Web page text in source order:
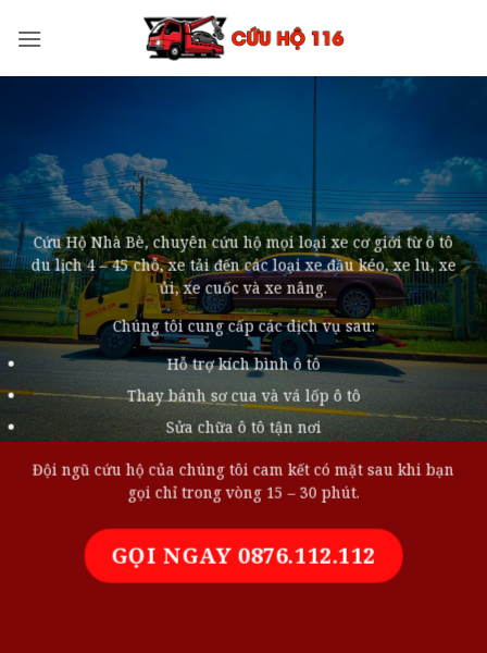
qua
Cứu Hộ Nhà Bè, chuyên cứu hộ mọi loại xe cơ giới từ ô tô
du lịch 4 – 45 chỗ, xe tải đến các loại xe đầu kéo, xe lu, xe
ủi, xe cuốc và xe nâng.
Chúng tôi cung cấp các dịch vụ sau:
Hỗ trợ kích bình ô tô
Thay bánh sơ cua và vá lốp ô tô
Sửa chữa ô tô tận nơi
Đội ngũ cứu hộ của chúng tôi cam kết có mặt sau khi bạn
gọi chỉ trong vòng 15 – 30 phút.
GỌI NGAY 0876.112.112